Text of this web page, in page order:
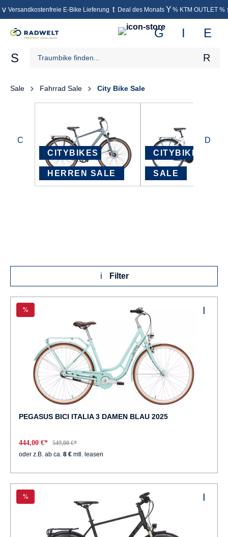
springen
Versandkostenfreie E-Bike Lieferung Deal des Monats % KTM OUTLET %
Sale Fahrrad Sale City Bike Sale
CITYBIKES
HERREN SALE
CITYBIKES
SALE
Filter
%
PEGASUS BICI ITALIA 3 DAMEN BLAU 2025
444,00 €*
549,00 €*
oder z.B. ab ca. 8 € mtl. leasen
%